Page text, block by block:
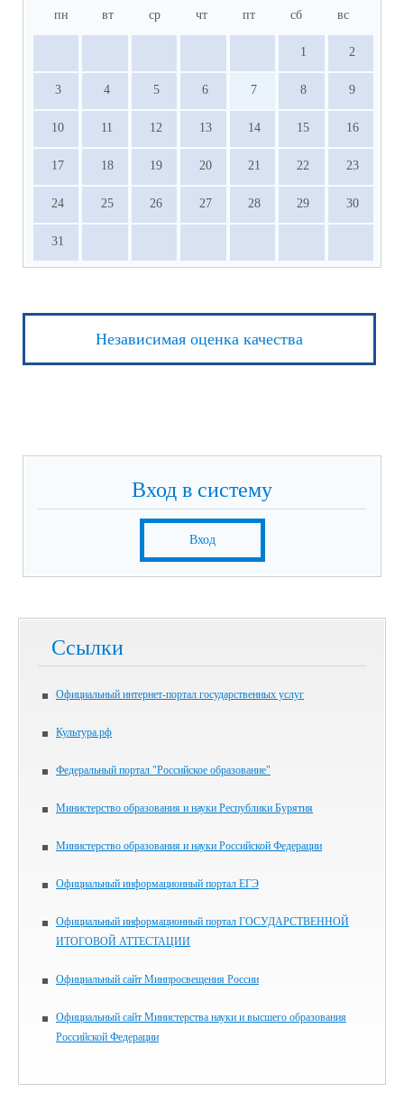
пн вт ср чт пт сб вс
1 2
3 4 5 6 7 8 9
10 11 12 13 14 15 16
17 18 19 20 21 22 23
24 25 26 27 28 29 30
31
Независимая оценка качества
Вход в систему
Вход
Ссылки
Официальный интернет-портал государственных услуг
Культура.рф
Федеральный портал "Российское образование"
Министерство образования и науки Республики Бурятия
Министерство образования и науки Российской Федерации
Официальный информационный портал ЕГЭ
Официальный информационный портал ГОСУДАРСТВЕННОЙ
ИТОГОВОЙ АТТЕСТАЦИИ
Официальный сайт Минпросвещения России
Официальный сайт Министерства науки и высшего образования
Российской Федерации